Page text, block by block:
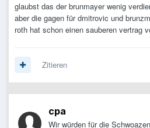
glaubst das der brunmayer wenig
aber die gagen für dmitrovic und
roth hat schon einen sauberen vertrag
Zitieren
cpa
Wir würden für die